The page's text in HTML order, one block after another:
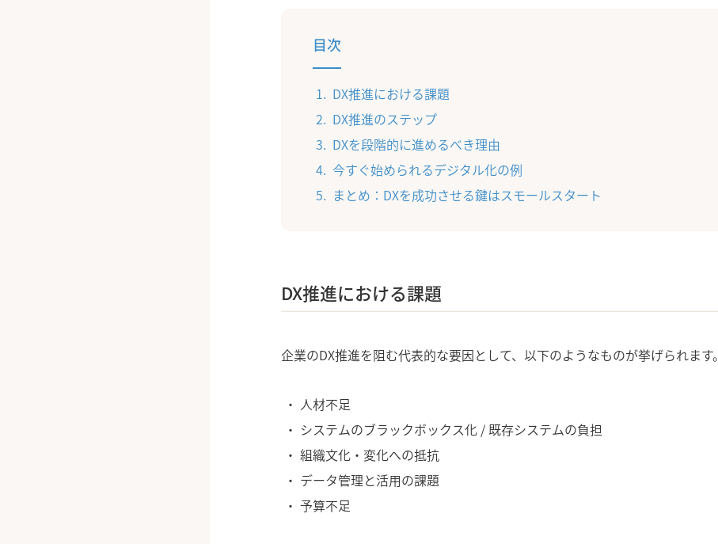
目次
DX推進における課題
DX推進のステップ
DXを段階的に進めるべき理由
今すぐ始められるデジタル化の例
まとめ：DXを成功させる鍵はスモールスタート
DX推進における課題
企業のDX推進を阻む代表的な要因として、以下のようなものが挙げられます。
人材不足
システムのブラックボックス化 / 既存システムの負担
組織文化・変化への抵抗
データ管理と活用の課題
予算不足